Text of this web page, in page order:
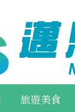
旅遊美食